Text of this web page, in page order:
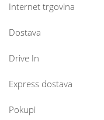
Internet trgovina
Dostava
Drive In
Express dostava
Pokupi